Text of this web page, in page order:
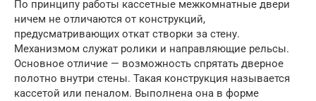
По принципу работы кассетные межкомнатные двери
ничем не отличаются от конструкций,
предусматривающих откат створки за стену.
Механизмом служат ролики и направляющие рельсы.
Основное отличие — возможность спрятать дверное
полотно внутри стены. Такая конструкция называется
кассетой или пеналом. Выполнена она в форме